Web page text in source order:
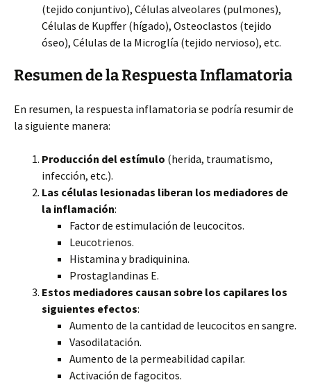
(tejido conjuntivo), Células alveolares (pulmones),
Células de Kupffer (hígado), Osteoclastos (tejido
óseo), Células de la Microglía (tejido nervioso), etc.
Resumen de la Respuesta Inflamatoria
En resumen, la respuesta inflamatoria se podría resumir de
la siguiente manera:
Producción del estímulo (herida, traumatismo,
infección, etc.).
Las células lesionadas liberan los mediadores de
la inflamación:
Factor de estimulación de leucocitos.
Leucotrienos.
Histamina y bradiquinina.
Prostaglandinas E.
Estos mediadores causan sobre los capilares los
siguientes efectos:
Aumento de la cantidad de leucocitos en sangre.
Vasodilatación.
Aumento de la permeabilidad capilar.
Activación de fagocitos.